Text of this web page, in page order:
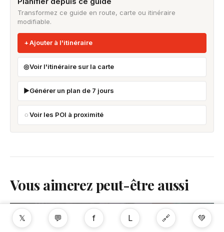
Transformez ce guide en route, carte ou itinéraire
modifiable.
Ajouter à l'itinéraire
Voir l'itinéraire sur la carte
Générer un plan de 7 jours
Voir les POI à proximité
Vous aimerez peut-être aussi
𝕏 💬 f L 🔗 💚